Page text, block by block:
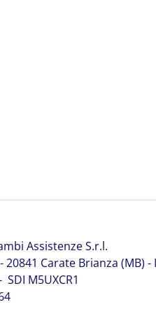
Assistenze S.r.l.
20841 Carate Brianza (MB) -
M5UXCR1